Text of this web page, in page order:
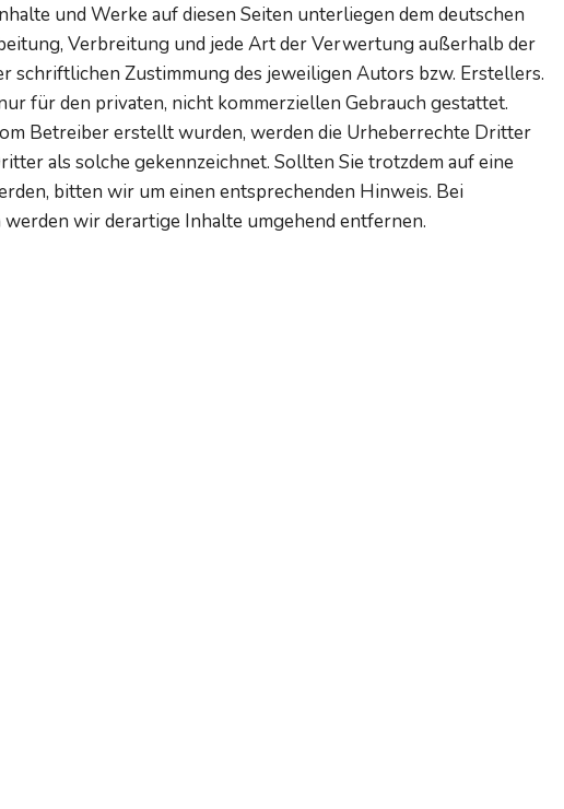
und Werke auf diesen Seiten unterliegen dem deutschen
Verbreitung und jede Art der Verwertung außerhalb der
schriftlichen Zustimmung des jeweiligen Autors bzw. Erstellers.
für den privaten, nicht kommerziellen Gebrauch gestattet.
Betreiber erstellt wurden, werden die Urheberrechte Dritter
als solche gekennzeichnet. Sollten Sie trotzdem auf eine
bitten wir um einen entsprechenden Hinweis. Bei
wir derartige Inhalte umgehend entfernen.